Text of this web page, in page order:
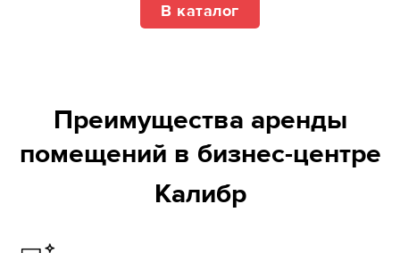
В каталог
Преимущества аренды
помещений в бизнес-центре
Калибр